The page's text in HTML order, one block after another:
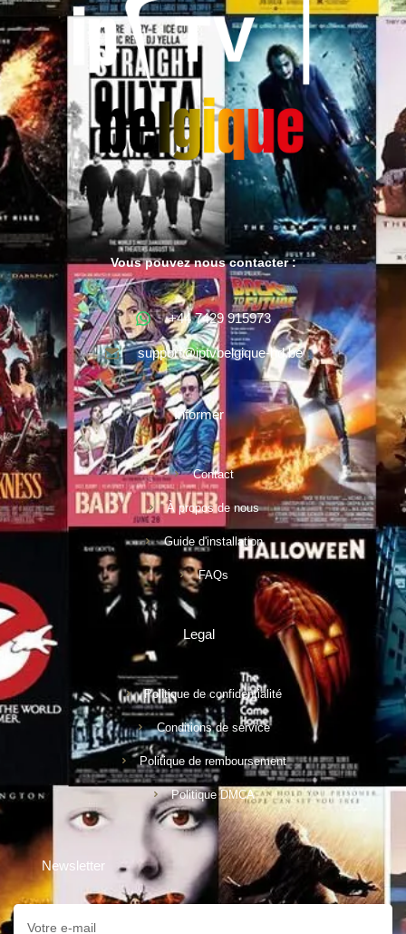
Vous pouvez nous contacter :
+44 7429 915973
support@iptvbelgique-hd.be
Informer
Contact
À propos de nous
Guide d'installation
FAQs
Legal
Politique de confidentialité
Conditions de service
Politique de remboursement
Politique DMCA
Newsletter